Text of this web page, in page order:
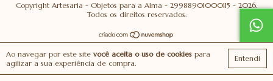
Ao navegar por este site você aceita o uso de cookies para
agilizar a sua experiência de compra.
Entendi
Copyright Artesaria - Objetos para a Alma - 29988901000115 - 2026.
Todos os direitos reservados.